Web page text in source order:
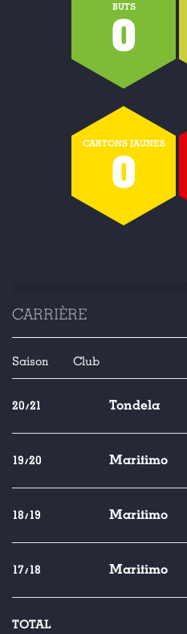
BUTS
0
CARTONS JAUNES
0
CARRIÈRE
Saison Club
20/21 Tondela
19/20 Maritimo
18/19 Maritimo
17/18 Maritimo
TOTAL